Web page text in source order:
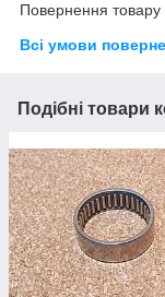
Повернення товару
Всі умови
Подібні товари